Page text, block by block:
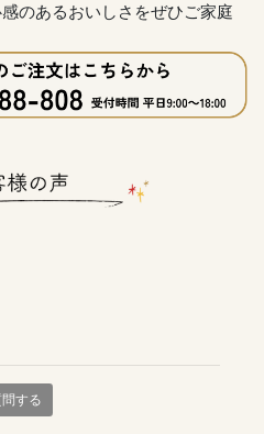
のあるおいしさをぜひご家庭
する